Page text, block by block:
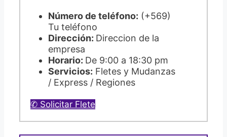
Número de teléfono: (+569)
Tu teléfono
Dirección: Direccion de la
empresa
Horario: De 9:00 a 18:30 pm
Servicios: Fletes y Mudanzas
/ Express / Regiones
✆ Solicitar Flete